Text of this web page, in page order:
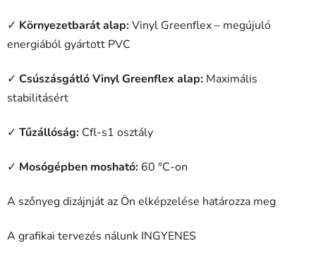
✓ Környezetbarát alap:Vinyl Greenflex – megújuló
energiából gyártott PVC
✓ Csúszásgátló Vinyl Greenflex alap: Maximális
stabilitásért
✓ Tűzállóság: Cfl-s1 osztály
✓ Mosógépben mosható: 60 °C-on
A szőnyeg dizájnját az Ön elképzelése határozza meg
A grafikai tervezés nálunk INGYENES